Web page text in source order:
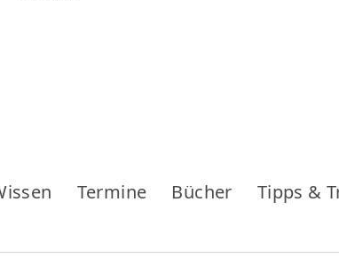
Termine Bücher Tipps &